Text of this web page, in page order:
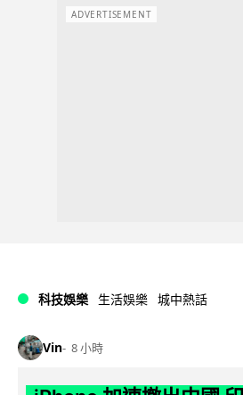
ADVERTISEMENT
科技娛樂 生活娛樂 城中熱話
Vin 8 小時